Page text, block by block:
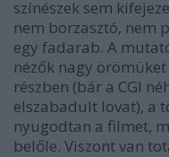
színészek sem
nem borzasztó, nem
egy fadarab. A
nézők nagy
részben (bár a CGI
elszabadult lovat), a
nyugodtan a filmet,
belőle. Viszont van